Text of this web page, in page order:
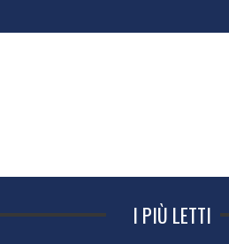
I PIÙ LETTI